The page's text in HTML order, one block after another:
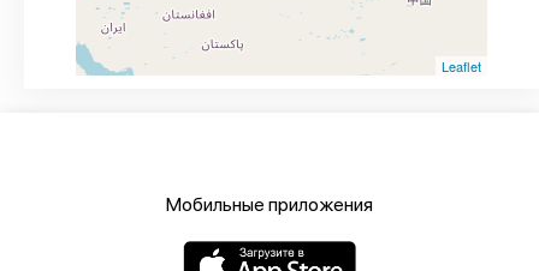
Leaflet
Мобильные приложения